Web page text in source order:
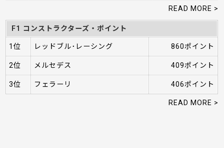
READ MORE >
F1 コンストラクターズ・ポイント
1位 レッドブル･レーシング 860ポイント
2位 メルセデス 409ポイント
3位 フェラーリ 406ポイント
READ MORE >